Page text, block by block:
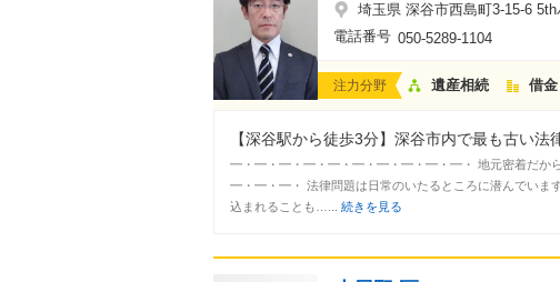
埼玉県 深谷市西島町3-15-6
電話番号 050-5289-1104
注力分野 遺産相続 借
【深谷駅から徒歩3分】深谷市内で最も古い
━・━・━・━・━・━・━・━・━・━・ 地元密着だか
━・━・━・ 法律問題は日常のいたるところに潜んでいま
込まれることも…... 続きを見る